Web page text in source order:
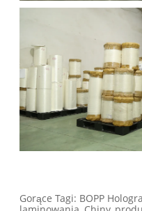
Gorące Tagi: BOPP